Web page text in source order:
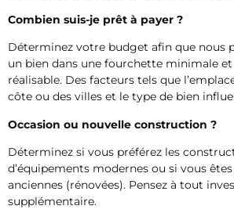
Combien suis-je prêt à payer ?
Déterminez votre budget afin que nous
un bien dans une fourchette minimale
réalisable. Des facteurs tels que
côte ou des villes et le type de bien
Occasion ou nouvelle construction ?
Déterminez si vous préférez les
d’équipements modernes ou si vous
anciennes (rénovées). Pensez à tout
supplémentaire.